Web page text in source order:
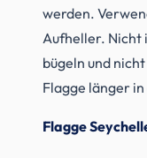
werden.
Aufheller. Nicht
bügeln und
Flagge länger
Flagge